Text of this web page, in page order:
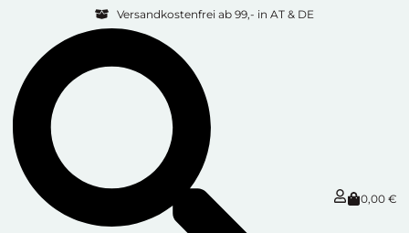
Versandkostenfrei ab 99,- in AT & DE
0,00 €